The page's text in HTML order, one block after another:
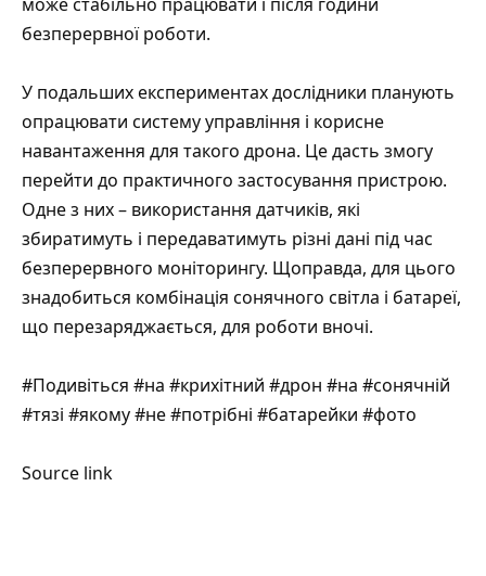
безперервної роботи.
У подальших експериментах дослідники планують
опрацювати систему управління і корисне
навантаження для такого дрона. Це дасть змогу
перейти до практичного застосування пристрою.
Одне з них – використання датчиків, які
збиратимуть і передаватимуть різні дані під час
безперервного моніторингу. Щоправда, для цього
знадобиться комбінація сонячного світла і батареї,
що перезаряджається, для роботи вночі.
#Подивіться #на #крихітний #дрон #на #сонячній
#тязі #якому #не #потрібні #батарейки #фото
Source link